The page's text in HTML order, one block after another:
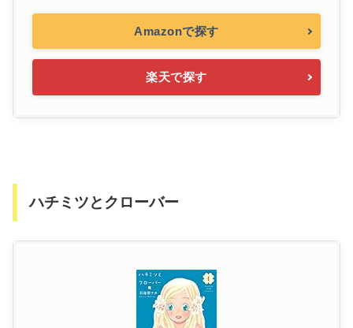
Amazonで探す
楽天で探す
ハチミツとクローバー